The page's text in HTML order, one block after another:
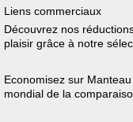
Liens commerciaux
Découvrez nos
plaisir grâce à notre
Economisez sur
mondial de la